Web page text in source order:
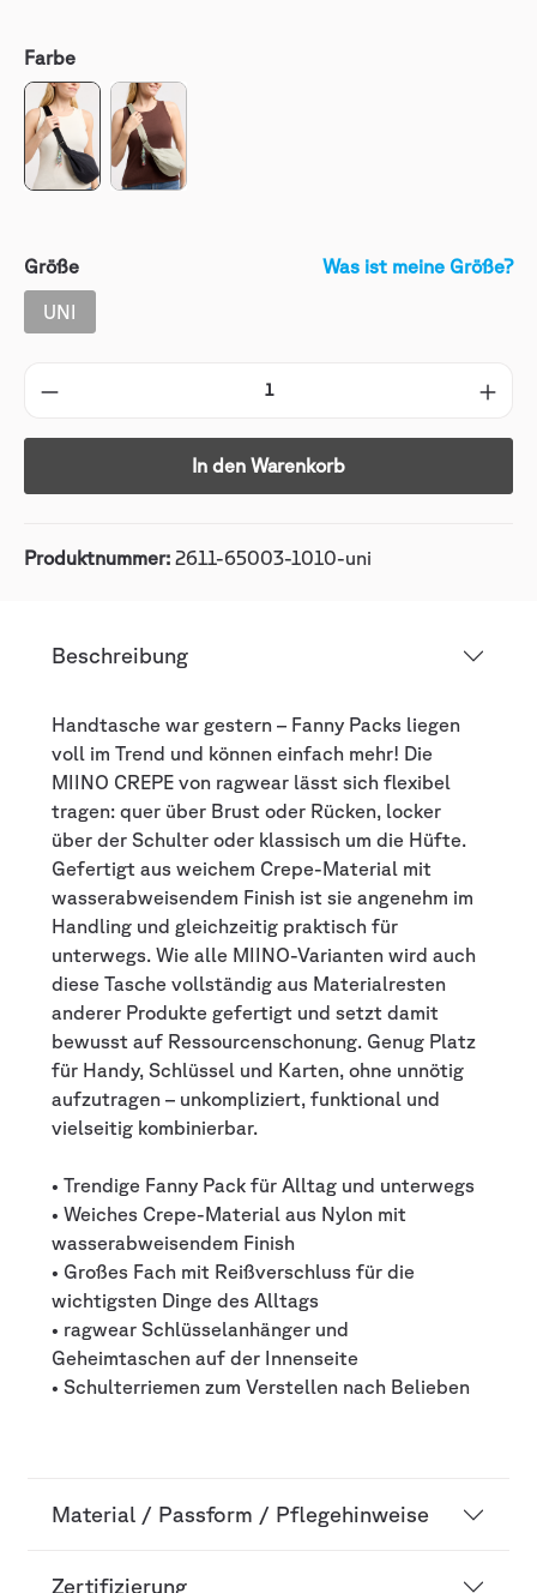
Farbe
Größe Was ist meine Größe?
UNI
In den Warenkorb
Produktnummer: 2611-65003-1010-uni
Beschreibung
Handtasche war gestern – Fanny Packs liegen
voll im Trend und können einfach mehr! Die
MIINO CREPE von ragwear lässt sich flexibel
tragen: quer über Brust oder Rücken, locker
über der Schulter oder klassisch um die Hüfte.
Gefertigt aus weichem Crepe-Material mit
wasserabweisendem Finish ist sie angenehm im
Handling und gleichzeitig praktisch für
unterwegs. Wie alle MIINO-Varianten wird auch
diese Tasche vollständig aus Materialresten
anderer Produkte gefertigt und setzt damit
bewusst auf Ressourcenschonung. Genug Platz
für Handy, Schlüssel und Karten, ohne unnötig
aufzutragen – unkompliziert, funktional und
vielseitig kombinierbar.
• Trendige Fanny Pack für Alltag und unterwegs
• Weiches Crepe-Material aus Nylon mit
wasserabweisendem Finish
• Großes Fach mit Reißverschluss für die
wichtigsten Dinge des Alltags
• ragwear Schlüsselanhänger und
Geheimtaschen auf der Innenseite
• Schulterriemen zum Verstellen nach Belieben
Material / Passform / Pflegehinweise
Zertifizierung